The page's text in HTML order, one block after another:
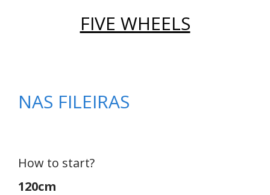
FIVE WHEELS
NAS FILEIRAS
How to start?
120cm